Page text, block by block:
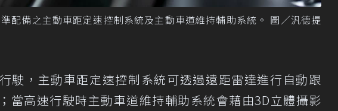
配備之主動車距定速控制系統及主動車道維持輔助系統。 圖／汎德提
駛，主動車距定速控制系統可透過遠距雷達進行自動跟
當高速行駛時主動車道維持輔助系統會藉由3D立體攝影